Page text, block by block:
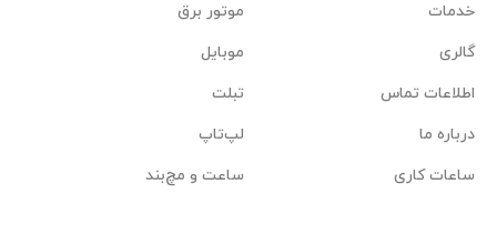
خدمات
گالری
اطلاعات تماس
درباره ما
ساعات کاری
موتور برق
موبایل
تبلت
لپ‌تاپ
ساعت و مچ‌بند